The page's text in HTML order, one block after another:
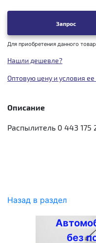
Запрос
Для приобретения данного
Нашли дешевле?
Оптовую цену и условия
Описание
Распылитель 0 443 175
Назад в раздел
без